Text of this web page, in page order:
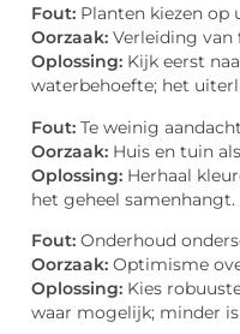
Fout: Planten kiezen op
Oorzaak: Verleiding van
Oplossing: Kijk eerst
waterbehoefte; het
Fout: Te weinig
Oorzaak: Huis en tuin
Oplossing: Herhaal
het geheel samenhangt.
Fout: Onderhoud
Oorzaak: Optimisme
Oplossing: Kies
waar mogelijk; minder is